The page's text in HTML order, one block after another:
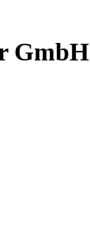
GmbH